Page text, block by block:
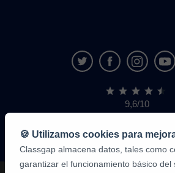
9,6/10
1,339,284
de
alumnos
🍪 Utilizamos cookies para
Classgap almacena datos, tales como
garantizar el funcionamiento básico del